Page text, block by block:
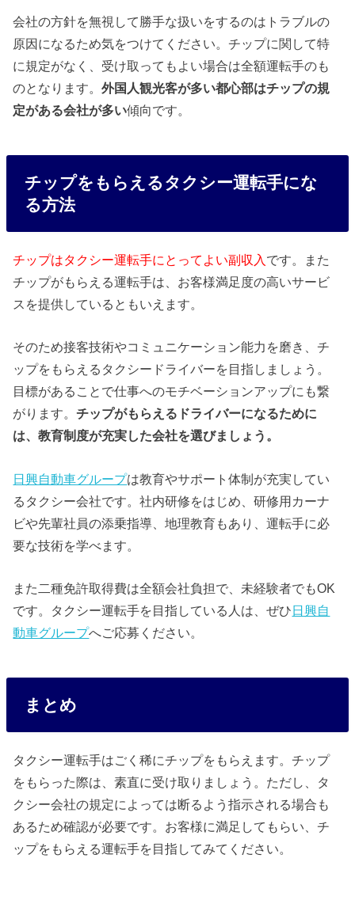
会社の方針を無視して勝手な扱いをするのはトラブルの
原因になるため気をつけてください。チップに関して特
に規定がなく、受け取ってもよい場合は全額運転手のも
のとなります。外国人観光客が多い都心部はチップの規
定がある会社が多い傾向です。
チップをもらえるタクシー運転手にな
る方法
チップはタクシー運転手にとってよい副収入 です。また
チップがもらえる運転手は、お客様満足度の高いサービ
スを提供しているともいえます。
そのため接客技術やコミュニケーション能力を磨き、チ
ップをもらえるタクシードライバーを目指しましょう。
目標があることで仕事へのモチベーションアップにも繋
がります。チップがもらえるドライバーになるために
は、教育制度が充実した会社を選びましょう。
日興自動車グループは教育やサポート体制が充実してい
るタクシー会社です。社内研修をはじめ、研修用カーナ
ビや先輩社員の添乗指導、地理教育もあり、運転手に必
要な技術を学べます。
また二種免許取得費は全額会社負担で、未経験者でもOK
です。タクシー運転手を目指している人は、ぜひ日興自
動車グループへご応募ください。
まとめ
タクシー運転手はごく稀にチップをもらえます。チップ
をもらった際は、素直に受け取りましょう。ただし、タ
クシー会社の規定によっては断るよう指示される場合も
あるため確認が必要です。お客様に満足してもらい、チ
ップをもらえる運転手を目指してみてください。